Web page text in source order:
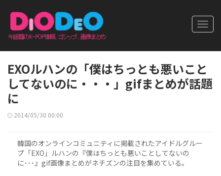
EXOルハンの「僕はちっとも悪いこと
してないのに・・・」gifまとめが話題
に
2014/05/30 00:00
韓国のオンラインコミュニティに掲載されたアイドルグルー
プ「EXO」ルハンの『僕はちっとも悪いことしてないの
に･･･』gif画像まとめがネチズンの注目を集めている。